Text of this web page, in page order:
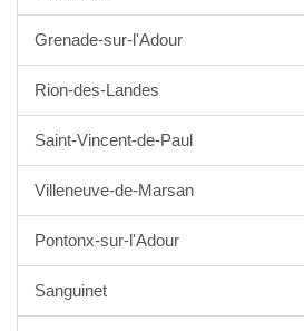
Grenade-sur-l'Adour
Rion-des-Landes
Saint-Vincent-de-Paul
Villeneuve-de-Marsan
Pontonx-sur-l'Adour
Sanguinet